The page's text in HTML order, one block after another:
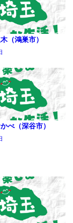
（鴻巣市）
べ（深谷市）